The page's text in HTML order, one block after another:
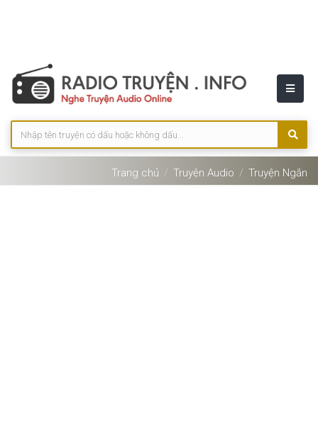
Trang chủ Truyện Audio Truyện Ngắn